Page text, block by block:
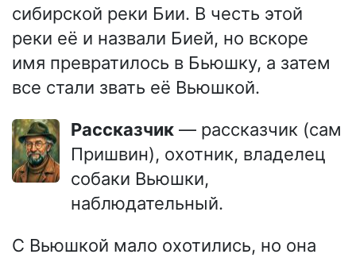
сибирской реки Бии. В честь этой
реки её и назвали Бией, но вскоре
имя превратилось в Бьюшку, а затем
все стали звать её Вьюшкой.
Рассказчик — рассказчик (сам
Пришвин), охотник, владелец
собаки Вьюшки,
наблюдательный.
С Вьюшкой мало охотились, но она